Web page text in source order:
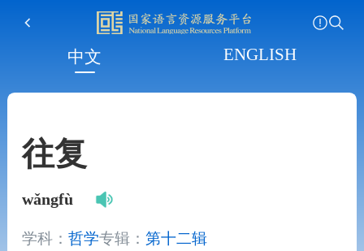
中文 ENGLISH
往复
wǎngfù
学科： 哲学专辑： 第十二辑